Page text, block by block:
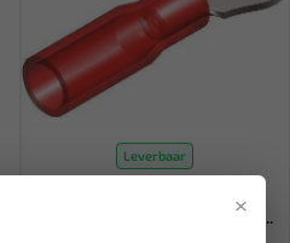
×
Leverbaar
ROOD M8 (8,5X11,6) (5 ST) BL...